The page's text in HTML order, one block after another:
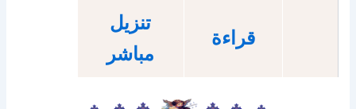
قراءة
تنزيل
مباشر